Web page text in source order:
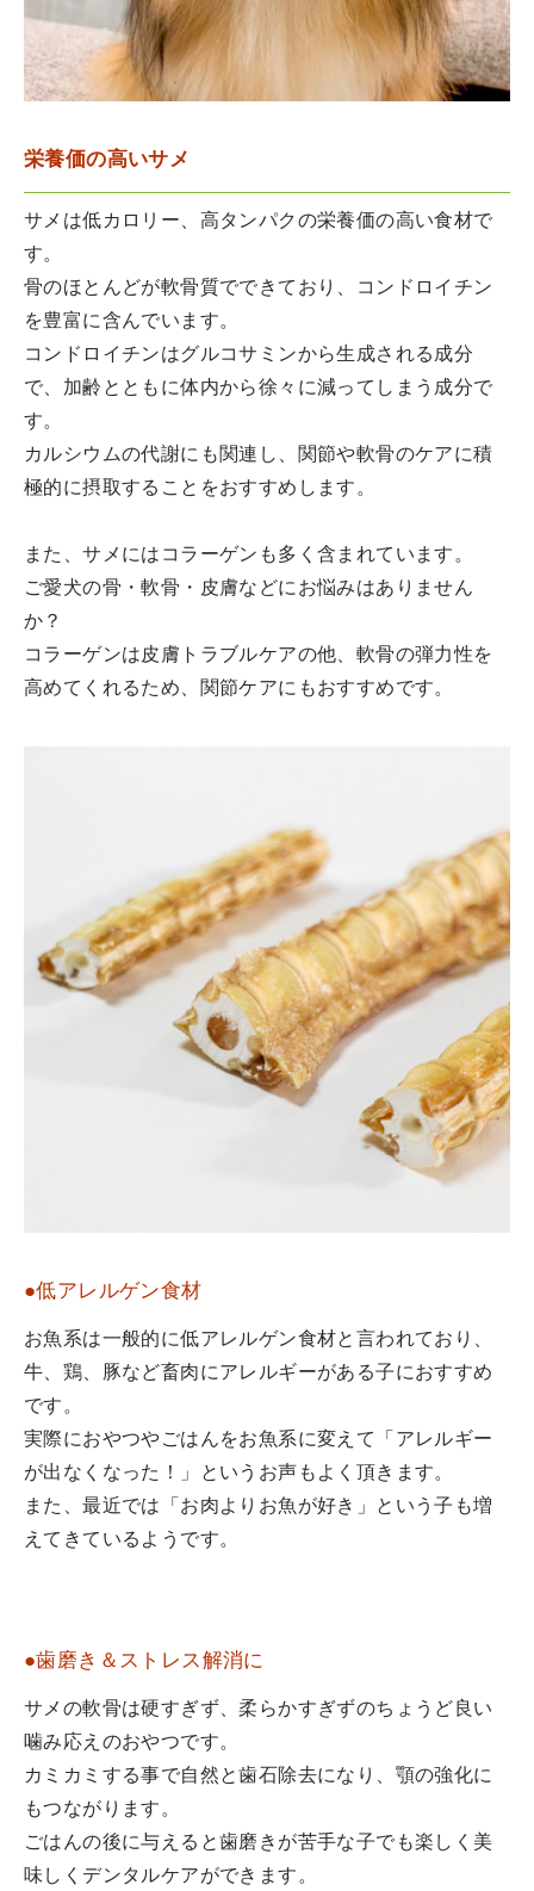
栄養価の高いサメ
サメは低カロリー、高タンパクの栄養価の高い食材で
す。
骨のほとんどが軟骨質でできており、コンドロイチン
を豊富に含んでいます。
コンドロイチンはグルコサミンから生成される成分
で、加齢とともに体内から徐々に減ってしまう成分で
す。
カルシウムの代謝にも関連し、関節や軟骨のケアに積
極的に摂取することをおすすめします。
また、サメにはコラーゲンも多く含まれています。
ご愛犬の骨・軟骨・皮膚などにお悩みはありません
か？
コラーゲンは皮膚トラブルケアの他、軟骨の弾力性を
高めてくれるため、関節ケアにもおすすめです。
●低アレルゲン食材
お魚系は一般的に低アレルゲン食材と言われており、
牛、鶏、豚など畜肉にアレルギーがある子におすすめ
です。
実際におやつやごはんをお魚系に変えて「アレルギー
が出なくなった！」というお声もよく頂きます。
また、最近では「お肉よりお魚が好き」という子も増
えてきているようです。
●歯磨き＆ストレス解消に
サメの軟骨は硬すぎず、柔らかすぎずのちょうど良い
噛み応えのおやつです。
カミカミする事で自然と歯石除去になり、顎の強化に
もつながります。
ごはんの後に与えると歯磨きが苦手な子でも楽しく美
味しくデンタルケアができます。